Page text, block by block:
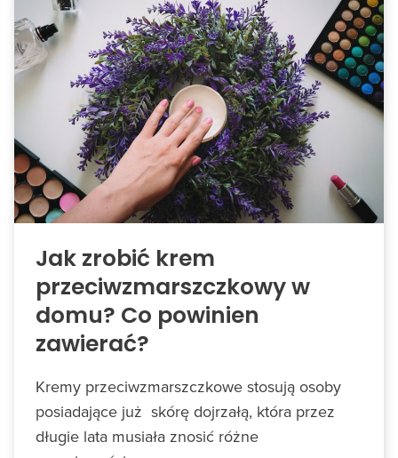
Jak zrobić krem
przeciwzmarszczkowy w
domu? Co powinien
zawierać?
Kremy przeciwzmarszczkowe stosują osoby
posiadające już skórę dojrzałą, która przez
długie lata musiała znosić różne